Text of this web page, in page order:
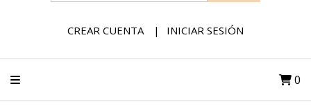
CREAR CUENTA INICIAR SESIÓN
0